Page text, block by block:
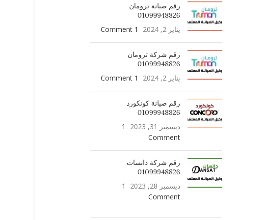
رقم صيانة ترومان
01099948826
يناير 2, 2024 1 Comment
رقم شركة ترومان
01099948826
يناير 2, 2024 1 Comment
رقم صيانة كونكورد
01099948826
ديسمبر 31, 2023
1
Comment
رقم شركة دانسات
01099948826
ديسمبر 28, 2023
1
Comment